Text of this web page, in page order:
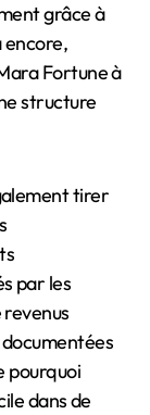
grâce à
encore,
Fortune à
structure
tirer
par les
pourquoi
dans de